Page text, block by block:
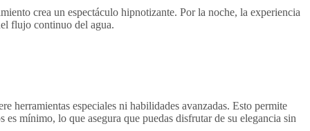
crea un espectáculo hipnotizante. Por la noche, la experiencia
flujo continuo del agua.
herramientas especiales ni habilidades avanzadas. Esto permite
mínimo, lo que asegura que puedas disfrutar de su elegancia sin